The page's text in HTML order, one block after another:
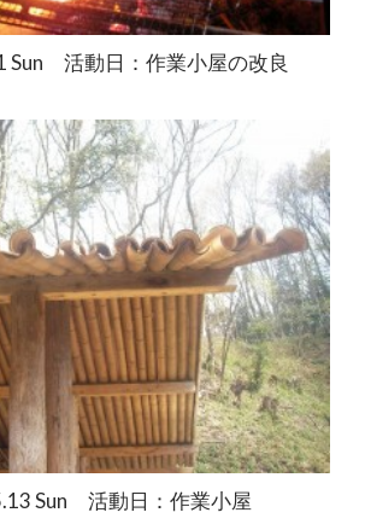
Sun 活動日：作業小屋の改良
Sun 活動日：作業小屋